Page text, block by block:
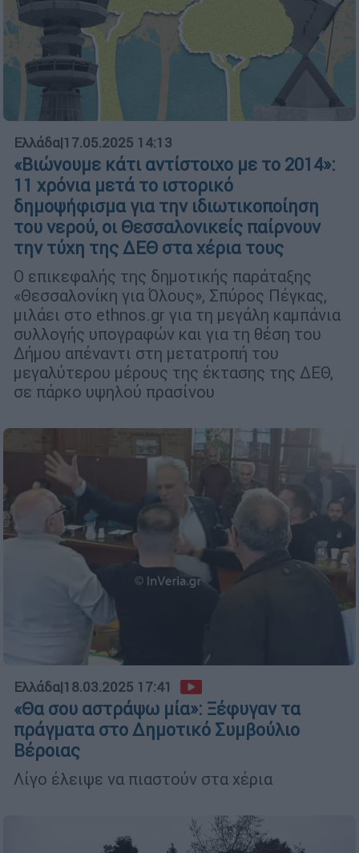
Ελλάδα|17.05.2025 14:13
«Βιώνουμε κάτι αντίστοιχο με το 2014»:
11 χρόνια μετά το ιστορικό
δημοψήφισμα για την ιδιωτικοποίηση
του νερού, οι Θεσσαλονικείς παίρνουν
την τύχη της ΔΕΘ στα χέρια τους
Ο επικεφαλής της δημοτικής παράταξης
«Θεσσαλονίκη για Όλους», Σπύρος Πέγκας,
μιλάει στο ethnos.gr για τη μεγάλη καμπάνια
συλλογής υπογραφών και για τη θέση του
Δήμου απέναντι στη μετατροπή του
μεγαλύτερου μέρους της έκτασης της ΔΕΘ,
σε πάρκο υψηλού πρασίνου
Ελλάδα|18.03.2025 17:41
«Θα σου αστράψω μία»: Ξέφυγαν τα
πράγματα στο Δημοτικό Συμβούλιο
Βέροιας
Λίγο έλειψε να πιαστούν στα χέρια